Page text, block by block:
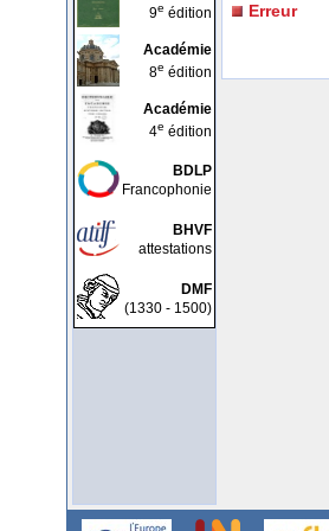
9e édition
Académie
8e édition
Académie
4e édition
BDLP
Francophonie
BHVF
attestations
DMF
(1330 - 1500)
Erreur